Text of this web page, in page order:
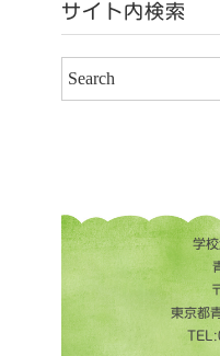
サイト内検索
学
東京都